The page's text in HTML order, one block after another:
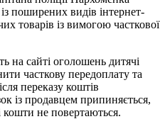
поширених видів інтернет-
товарів із вимогою часткової
на сайті оголошень дитячі
часткову передоплату та
переказу коштів
із продавцем припиняється,
кошти не повертаються.